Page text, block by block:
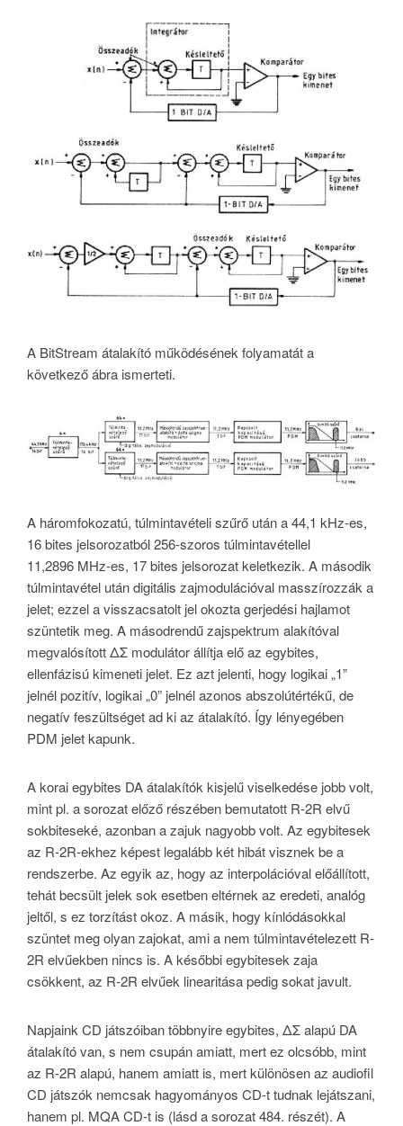
A BitStream átalakító működésének folyamatát a
következő ábra ismerteti.
A háromfokozatú, túlmintavételi szűrő után a 44,1 kHz-es,
16 bites jelsorozatból 256-szoros túlmintavétellel
11,2896 MHz-es, 17 bites jelsorozat keletkezik. A második
túlmintavétel után digitális zajmodulációval masszírozzák a
jelet; ezzel a visszacsatolt jel okozta gerjedési hajlamot
szüntetik meg. A másodrendű zajspektrum alakítóval
megvalósított ΔΣ modulátor állítja elő az egybites,
ellenfázisú kimeneti jelet. Ez azt jelenti, hogy logikai „1”
jelnél pozitív, logikai „0” jelnél azonos abszolútértékű, de
negatív feszültséget ad ki az átalakító. Így lényegében
PDM jelet kapunk.
A korai egybites DA átalakítók kisjelű viselkedése jobb volt,
mint pl. a sorozat előző részében bemutatott R-2R elvű
sokbiteseké, azonban a zajuk nagyobb volt. Az egybitesek
az R-2R-ekhez képest legalább két hibát visznek be a
rendszerbe. Az egyik az, hogy az interpolációval előállított,
tehát becsült jelek sok esetben eltérnek az eredeti, analóg
jeltől, s ez torzítást okoz. A másik, hogy kínlódásokkal
szüntet meg olyan zajokat, ami a nem túlmintavételezett R-
2R elvűekben nincs is. A későbbi egybitesek zaja
csökkent, az R-2R elvűek linearitása pedig sokat javult.
Napjaink CD játszóiban többnyire egybites, ΔΣ alapú DA
átalakító van, s nem csupán amiatt, mert ez olcsóbb, mint
az R-2R alapú, hanem amiatt is, mert különösen az audiofil
CD játszók nemcsak hagyományos CD-t tudnak lejátszani,
hanem pl. MQA CD-t is (lásd a sorozat 484. részét). A